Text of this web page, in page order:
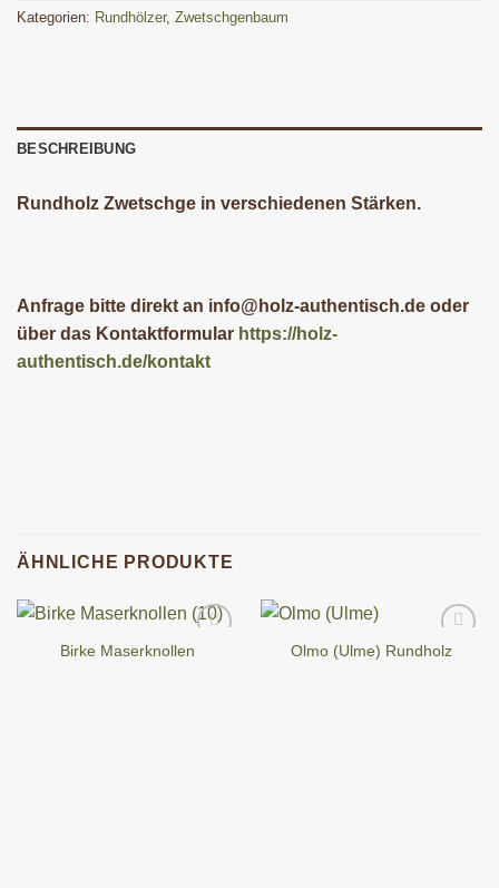
Kategorien: Rundhölzer, Zwetschgenbaum
BESCHREIBUNG
Rundholz Zwetschge in verschiedenen Stärken.
Anfrage bitte direkt an info@holz-authentisch.de oder
über das Kontaktformular https://holz-
authentisch.de/kontakt
ÄHNLICHE PRODUKTE
Birke Maserknollen Olmo (Ulme) Rundholz